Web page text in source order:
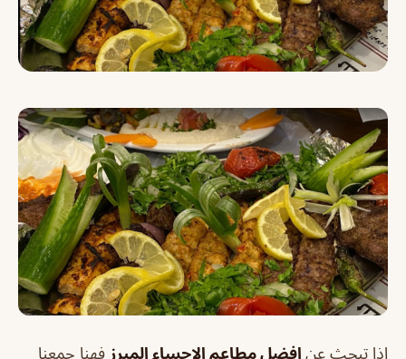
إذا تبحث عن افضل مطاعم الاحساء المبرز فهنا جمعنا